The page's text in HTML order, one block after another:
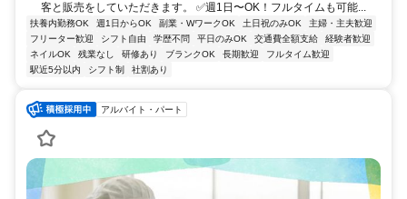
客と販売をしていただきます。 ✅週1日〜OK！フルタイムも可能...
扶養内勤務OK 週1日からOK 副業・WワークOK 土日祝のみOK
主婦・主夫歓迎
フリーター歓迎
シフト自由 学歴不問 平日のみOK 交通費全額支給
経験者歓迎
ネイルOK
残業なし 研修あり ブランクOK 長期歓迎
フルタイム歓迎
駅近5分以内
シフト制 社割あり
アルバイト・パート